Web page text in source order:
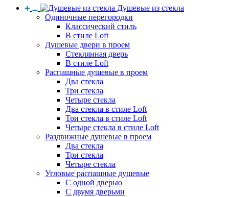
Душевые из стекла
Одиночные перегородки
Классический стиль
В стиле Loft
Душевые двери в проем
Стеклянная дверь
В стиле Loft
Распашные душевые в проем
Два стекла
Три стекла
Четыре стекла
Два стекла в стиле Loft
Три стекла в стиле Loft
Четыре стекла в стиле Loft
Раздвижные душевые в проем
Два стекла
Три стекла
Четыре стекла
Угловые распашные душевые
С одной дверью
С двумя дверьми